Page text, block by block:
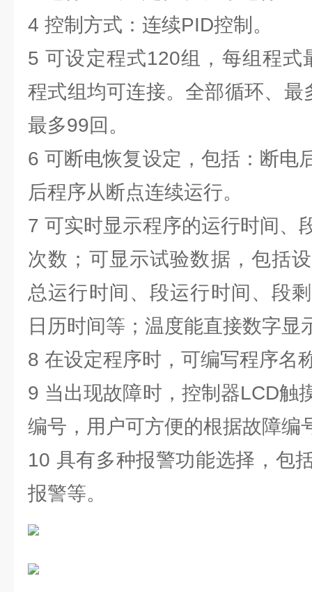
4 控制方式：连续PID控制。
5 可设定程式120组，每组程式
程式组均可连接。全部循环、
最多99回。
6 可断电恢复设定，包括：断电
后程序从断点连续运行。
7 可实时显示程序的运行时间、
次数；可显示试验数据，包括
总运行时间、段运行时间、段
日历时间等；温度能直接数字显
8 在设定程序时，可编写程序名
9 当出现故障时，控制器LCD触
编号，用户可方便的根据故障编
10 具有多种报警功能选择，包
报警等。